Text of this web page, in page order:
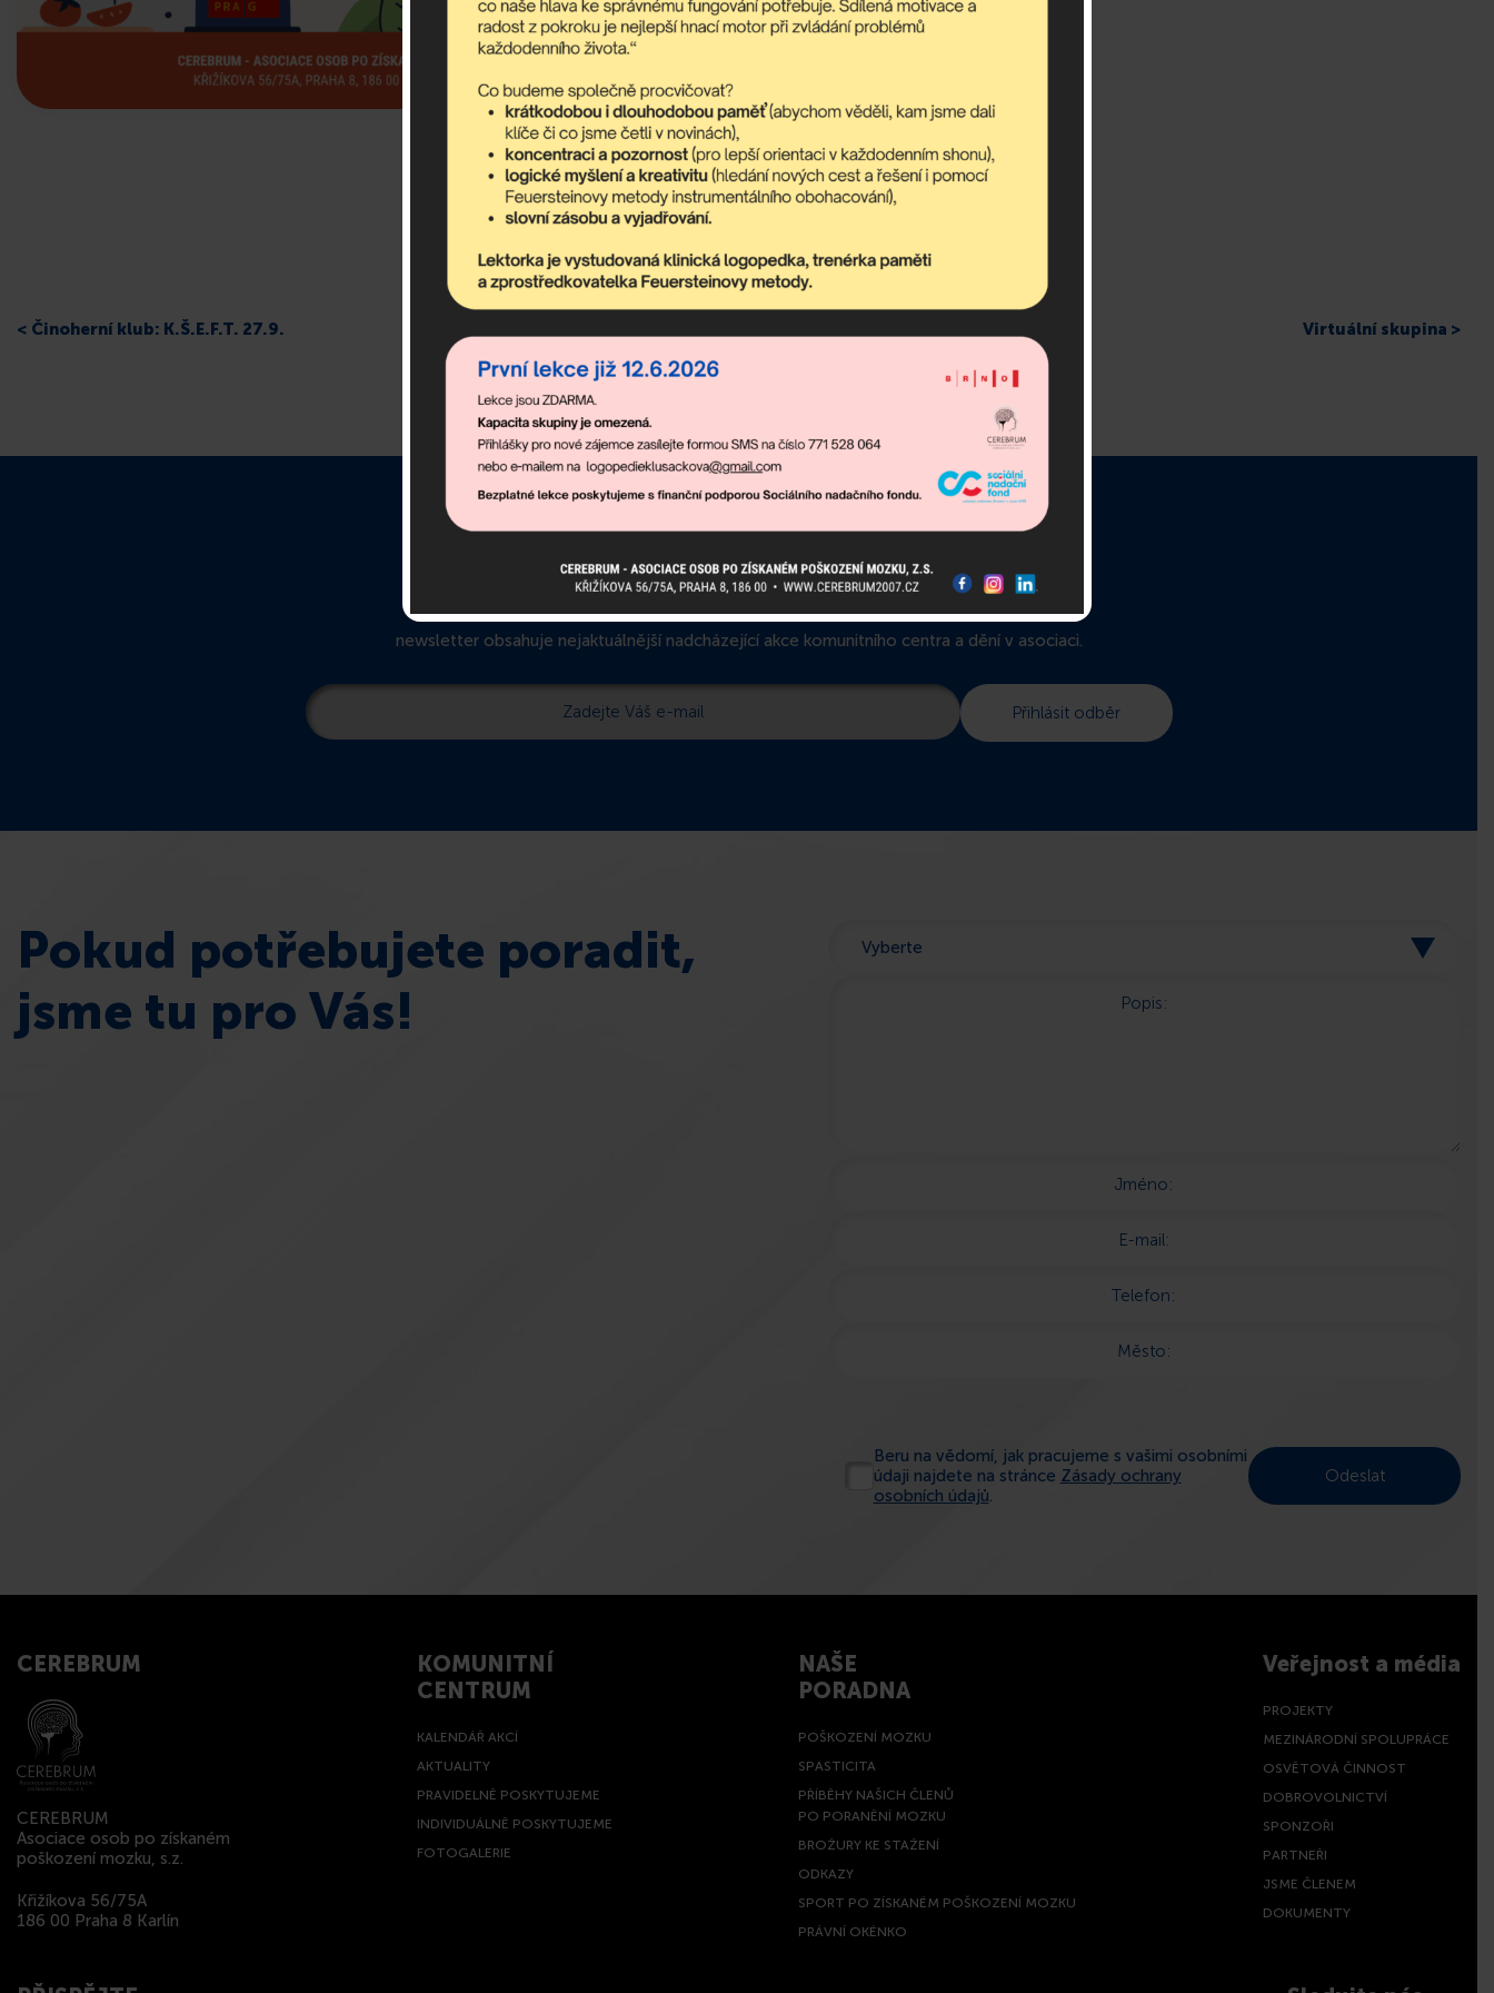
< Činoherní klub: K.Š.E.F.T. 27.9. Virtuální skupina >
Odebírejte newsletter!
newsletter obsahuje nejaktuálnější nadcházející akce komunitního centra a dění v asociaci.
Pokud potřebujete poradit,
jsme tu pro Vás!
Popis:
Jméno:
E-mail:
Telefon:
Město:
Beru na vědomí, jak pracujeme s vašimi osobními
údaji najdete na stránce Zásady ochrany
osobních údajů.
CEREBRUM
CEREBRUM
Asociace osob po získaném
poškození mozku, s.z.
Křižíkova 56/75A
186 00 Praha 8 Karlín
KOMUNITNÍ
CENTRUM
KALENDÁŘ AKCÍ
AKTUALITY
PRAVIDELNĚ POSKYTUJEME
INDIVIDUÁLNĚ POSKYTUJEME
FOTOGALERIE
NAŠE
PORADNA
POŠKOZENÍ MOZKU
SPASTICITA
PŘÍBĚHY NAŠICH ČLENŮ
PO PORANĚNÍ MOZKU
BROŽURY KE STAŽENÍ
ODKAZY
SPORT PO ZÍSKANÉM POŠKOZENÍ MOZKU
PRÁVNÍ OKÉNKO
Veřejnost a média
PROJEKTY
MEZINÁRODNÍ SPOLUPRÁCE
OSVĚTOVÁ ČINNOST
DOBROVOLNICTVÍ
SPONZOŘI
PARTNEŘI
JSME ČLENEM
DOKUMENTY